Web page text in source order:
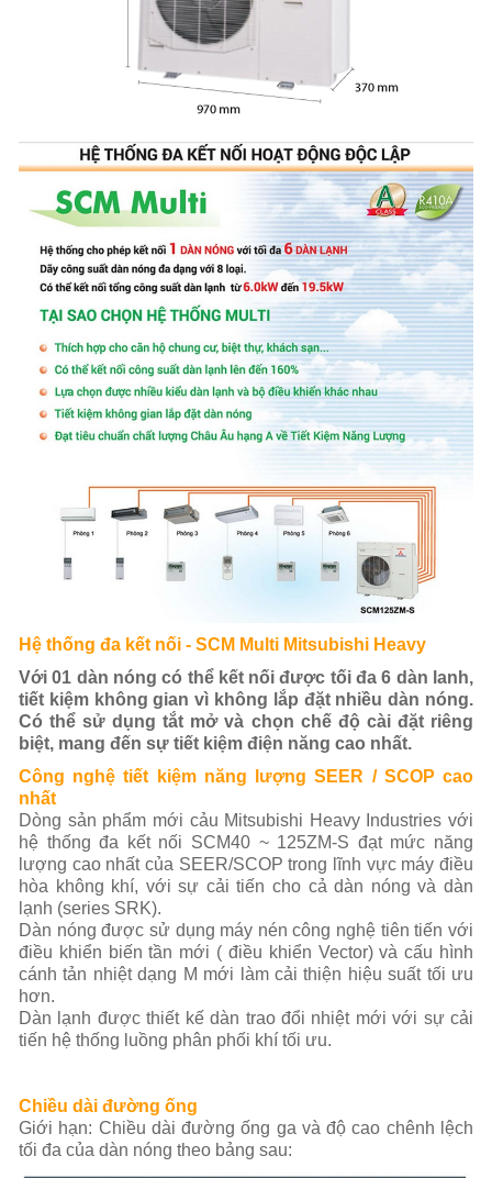
Hệ thống đa kết nối - SCM Multi Mitsubishi Heavy
Với 01 dàn nóng có thể kết nối được tối đa 6 dàn lanh,
tiết kiệm không gian vì không lắp đặt nhiều dàn nóng.
Có thể sử dụng tắt mở và chọn chế độ cài đặt riêng
biệt, mang đến sự tiết kiệm điện năng cao nhất.
Công nghệ tiết kiệm năng lượng SEER / SCOP cao
nhất
Dòng sản phẩm mới cảu Mitsubishi Heavy Industries với
hệ thống đa kết nối SCM40 ~ 125ZM-S đạt mức năng
lượng cao nhất của SEER/SCOP trong lĩnh vực máy điều
hòa không khí, với sự cải tiến cho cả dàn nóng và dàn
lạnh (series SRK).
Dàn nóng được sử dụng máy nén công nghệ tiên tiến với
điều khiển biến tần mới ( điều khiển Vector) và cấu hình
cánh tản nhiệt dạng M mới làm cải thiện hiệu suất tối ưu
hơn.
Dàn lạnh được thiết kế dàn trao đổi nhiệt mới với sự cải
tiến hệ thống luồng phân phối khí tối ưu.
Chiều dài đường ống
Giới hạn: Chiều dài đường ống ga và độ cao chênh lệch
tối đa của dàn nóng theo bảng sau: